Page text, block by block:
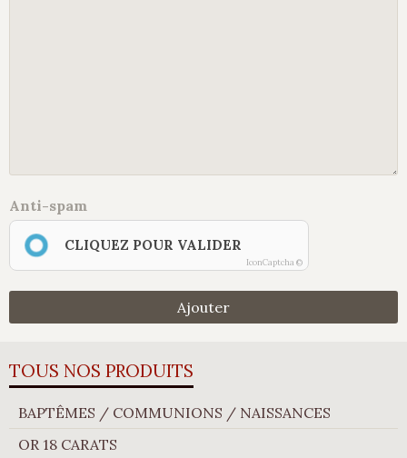
Anti-spam
CLIQUEZ POUR VALIDER
IconCaptcha ©
Ajouter
TOUS NOS PRODUITS
BAPTÊMES / COMMUNIONS / NAISSANCES
OR 18 CARATS